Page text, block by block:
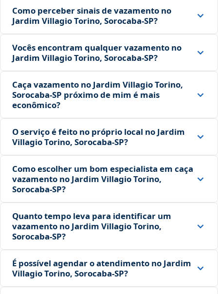
Como perceber sinais de vazamento no
Jardim Villagio Torino, Sorocaba‑SP?
Vocês encontram qualquer vazamento no
Jardim Villagio Torino, Sorocaba‑SP?
Caça vazamento no Jardim Villagio Torino,
Sorocaba‑SP próximo de mim é mais
econômico?
O serviço é feito no próprio local no Jardim
Villagio Torino, Sorocaba‑SP?
Como escolher um bom especialista em caça
vazamento no Jardim Villagio Torino,
Sorocaba‑SP?
Quanto tempo leva para identificar um
vazamento no Jardim Villagio Torino,
Sorocaba‑SP?
É possível agendar o atendimento no Jardim
Villagio Torino, Sorocaba‑SP?